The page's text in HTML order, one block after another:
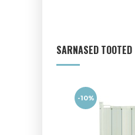
SARNASED TOOTED
-10%